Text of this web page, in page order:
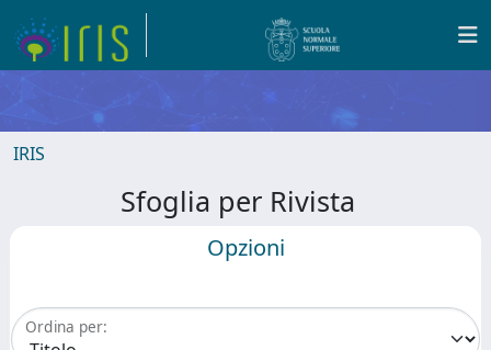
IRIS
Sfoglia per Rivista
Opzioni
Ordina per: